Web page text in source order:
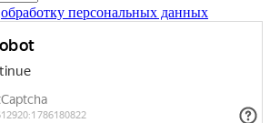
обработку персональных данных